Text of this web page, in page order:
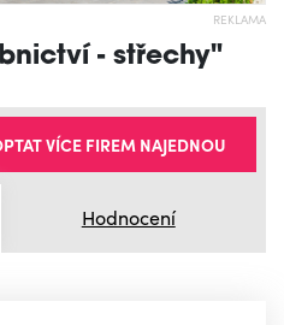
REKLAMA
- střechy"
Hodnocení
VÍCE FIREM NAJEDNOU